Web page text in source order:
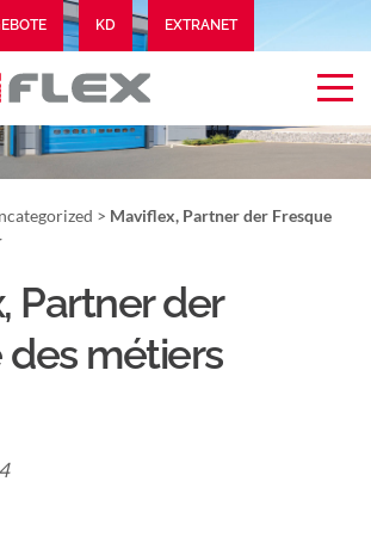
KD EXTRANET
> Maviflex, Partner der Fresque
Partner der
des métiers